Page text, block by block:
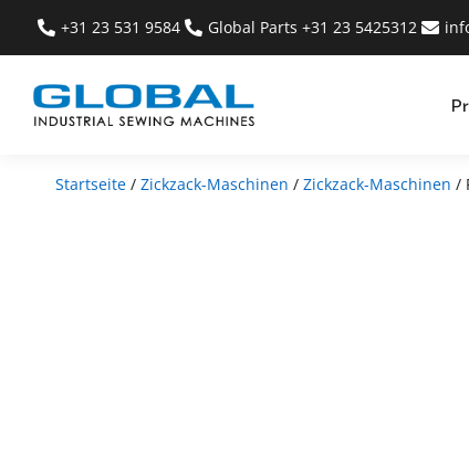
+31 23 531 9584 Global Parts +31 23 5425312
Startseite / Zickzack-Maschinen / Zickzack-Maschinen /